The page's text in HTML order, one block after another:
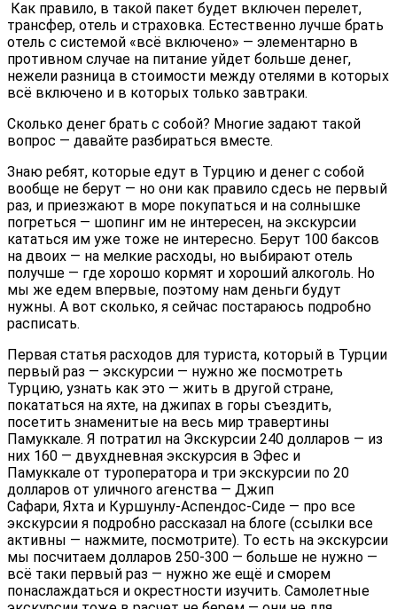
Как правило, в такой пакет будет включен перелет,
трансфер, отель и страховка. Естественно лучше брать
отель с системой «всё включено» — элементарно в
противном случае на питание уйдет больше денег,
нежели разница в стоимости между отелями в которых
всё включено и в которых только завтраки.
Сколько денег брать с собой? Многие задают такой
вопрос — давайте разбираться вместе.
Знаю ребят, которые едут в Турцию и денег с собой
вообще не берут — но они как правило сдесь не первый
раз, и приезжают в море покупаться и на солнышке
погреться — шопинг им не интересен, на экскурсии
кататься им уже тоже не интересно. Берут 100 баксов
на двоих — на мелкие расходы, но выбирают отель
получше — где хорошо кормят и хороший алкоголь. Но
мы же едем впервые, поэтому нам деньги будут
нужны. А вот сколько, я сейчас постараюсь подробно
расписать.
Первая статья расходов для туриста, который в Турции
первый раз — экскурсии — нужно же посмотреть
Турцию, узнать как это — жить в другой стране,
покататься на яхте, на джипах в горы съездить,
посетить знаменитые на весь мир травертины
Памуккале. Я потратил на Экскурсии 240 долларов — из
них 160 — двухдневная экскурсия в Эфес и
Памуккале от туроператора и три экскурсии по 20
долларов от уличного агенства — Джип
Сафари, Яхта и Куршунлу-Аспендос-Сиде — про все
экскурсии я подробно рассказал на блоге (ссылки все
активны — нажмите, посмотрите). То есть на экскурсии
мы посчитаем долларов 250-300 — больше не нужно —
всё таки первый раз — нужно же ещё и сморем
понаслаждаться и окрестности изучить. Самолетные